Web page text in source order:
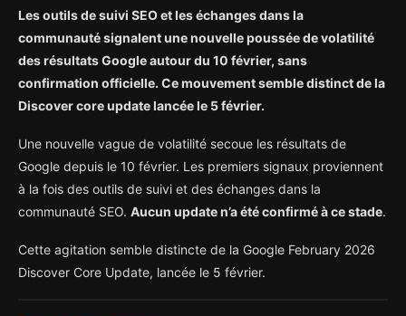
Les outils de suivi SEO et les échanges dans la
communauté signalent une nouvelle poussée de volatilité
des résultats Google autour du 10 février, sans
confirmation officielle. Ce mouvement semble distinct de la
Discover core update lancée le 5 février.
Une nouvelle vague de volatilité secoue les résultats de
Google depuis le 10 février. Les premiers signaux proviennent
à la fois des outils de suivi et des échanges dans la
communauté SEO. Aucun update n’a été confirmé à ce stade.
Cette agitation semble distincte de la Google February 2026
Discover Core Update, lancée le 5 février.